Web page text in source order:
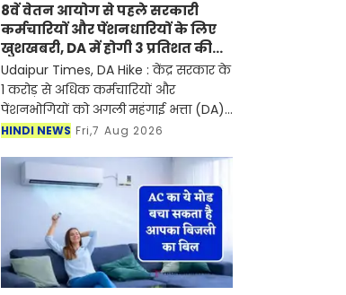
8वें वेतन आयोग से पहले सरकारी
कर्मचारियों और पेंशनधारियों के लिए
खुशखबरी, DA में होगी 3 प्रतिशत की
बढ़ोतरी ?
Udaipur Times, DA Hike : केंद्र सरकार के
1 करोड़ से अधिक कर्मचारियों और
पेंशनभोगियों को अगली महंगाई भत्ता (DA)
में बढ़ोतरी के लिए लगभग दो महीने और
सरकार जुलाई में सं
HINDI NEWS Fri,7 Aug 2026